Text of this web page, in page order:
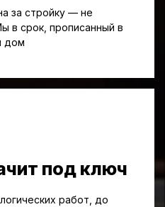
за стройку — не
в срок, прописанный в
дом
под ключ
работ, до